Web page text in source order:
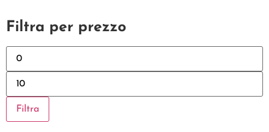
Filtra per prezzo
Filtra